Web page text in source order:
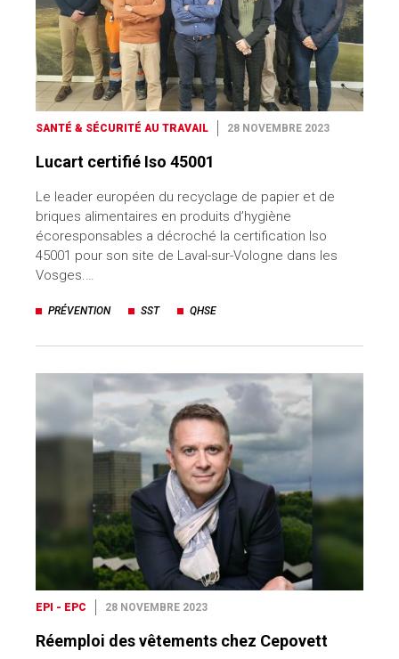
SANTÉ & SÉCURITÉ AU TRAVAIL 28 NOVEMBRE 2023
Lucart certifié Iso 45001
Le leader européen du recyclage de papier et de
briques alimentaires en produits d’hygiène
écoresponsables a décroché la certification Iso
45001 pour son site de Laval-sur-Vologne dans les
Vosges.…
PRÉVENTION SST QHSE
EPI - EPC 28 NOVEMBRE 2023
Réemploi des vêtements chez Cepovett